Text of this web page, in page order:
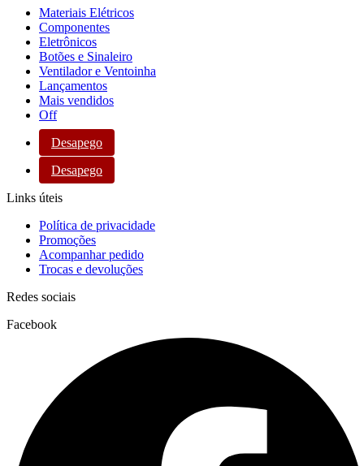
Materiais Elétricos
Componentes
Eletrônicos
Botões e Sinaleiro
Ventilador e Ventoinha
Lançamentos
Mais vendidos
Off
Desapego
Desapego
Links úteis
Política de privacidade
Promoções
Acompanhar pedido
Trocas e devoluções
Redes sociais
Facebook